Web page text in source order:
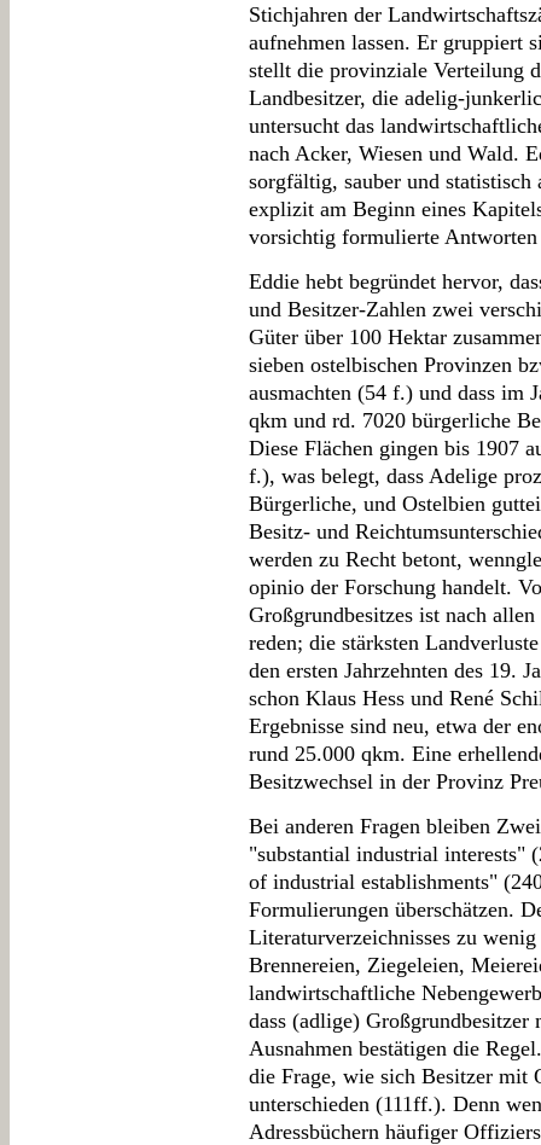
Stichjahren der
aufnehmen lassen. Er gruppiert
stellt die provinziale Verteilung
Landbesitzer, die adelig-
untersucht das
nach Acker, Wiesen und Wald.
sorgfältig, sauber und
explizit am Beginn eines
vorsichtig formulierte Antworten
Eddie hebt begründet hervor,
und Besitzer-Zahlen zwei
Güter über 100 Hektar
sieben ostelbischen Provinzen
ausmachten (54 f.) und dass im
qkm und rd. 7020 bürgerliche
Diese Flächen gingen bis 1907
f.), was belegt, dass Adelige
Bürgerliche, und Ostelbien
Besitz- und
werden zu Recht betont,
opinio der Forschung handelt.
Großgrundbesitzes ist nach
reden; die stärksten
den ersten Jahrzehnten des 19.
schon Klaus Hess und René
Ergebnisse sind neu, etwa der
rund 25.000 qkm. Eine
Besitzwechsel in der Provinz
Bei anderen Fragen bleiben
"substantial industrial interests"
of industrial establishments"
Formulierungen überschätzen.
Literaturverzeichnisses zu
Brennereien, Ziegeleien,
landwirtschaftliche
dass (adlige)
Ausnahmen bestätigen die
die Frage, wie sich Besitzer
unterschieden (111ff.). Denn
Adressbüchern häufiger